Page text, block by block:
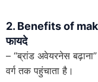
2. Benefits of
फायदे
– “ब्रांड अवेयरनेस
वर्ग तक पहुंचाता है।